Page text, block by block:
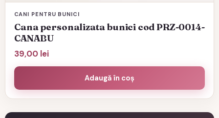
CANI PENTRU BUNICI
Cana personalizata bunici cod PRZ-0014-
CANABU
39,00 lei
Adaugă în coș